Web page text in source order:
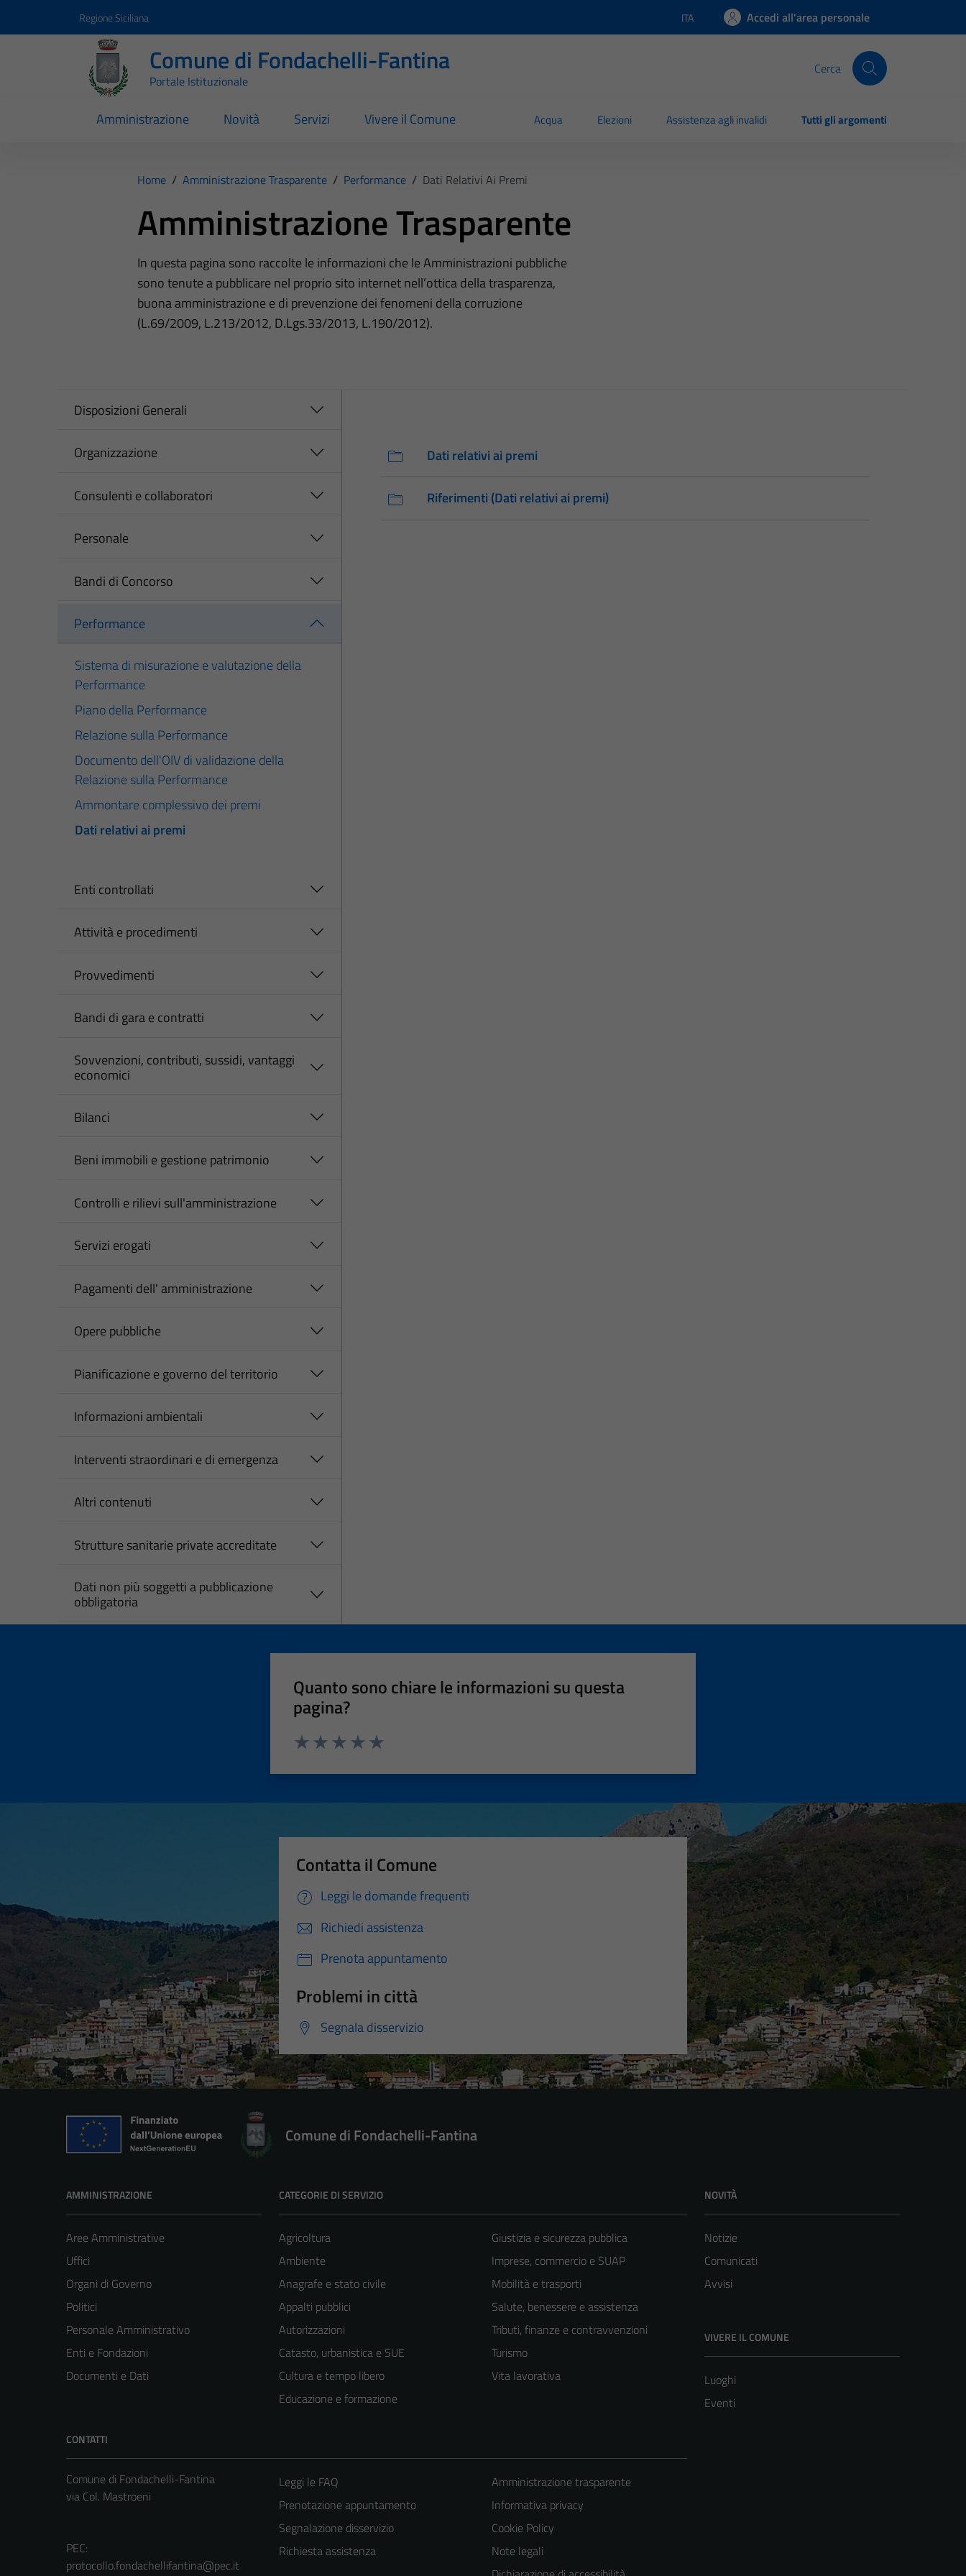
Regione Siciliana Lingua attiva:
ITA Accedi all'area personale
Comune di Fondachelli-Fantina
Portale Istituzionale
Cerca
Amministrazione Novità Servizi Vivere il Comune Acqua Elezioni Assistenza agli invalidi Tutti gli argomenti
Home / Amministrazione Trasparente / Performance / Dati Relativi Ai Premi
Amministrazione Trasparente
In questa pagina sono raccolte le informazioni che le Amministrazioni pubbliche
sono tenute a pubblicare nel proprio sito internet nell’ottica della trasparenza,
buona amministrazione e di prevenzione dei fenomeni della corruzione
(L.69/2009, L.213/2012, D.Lgs.33/2013, L.190/2012).
Disposizioni Generali
Organizzazione
Consulenti e collaboratori
Personale
Bandi di Concorso
Performance
Sistema di misurazione e valutazione della
Performance
Piano della Performance
Relazione sulla Performance
Documento dell'OIV di validazione della
Relazione sulla Performance
Ammontare complessivo dei premi
Dati relativi ai premi
Enti controllati
Attività e procedimenti
Provvedimenti
Bandi di gara e contratti
Sovvenzioni, contributi, sussidi, vantaggi
economici
Bilanci
Beni immobili e gestione patrimonio
Controlli e rilievi sull'amministrazione
Servizi erogati
Pagamenti dell' amministrazione
Opere pubbliche
Pianificazione e governo del territorio
Informazioni ambientali
Interventi straordinari e di emergenza
Altri contenuti
Strutture sanitarie private accreditate
Dati non più soggetti a pubblicazione
obbligatoria
Dati relativi ai premi
Riferimenti (Dati relativi ai premi)
Quanto sono chiare le informazioni su questa
pagina?
Contatta il Comune
Leggi le domande frequenti
Richiedi assistenza
Prenota appuntamento
Problemi in città
Segnala disservizio
Comune di Fondachelli-Fantina
AMMINISTRAZIONE
Aree Amministrative
Uffici
Organi di Governo
Politici
Personale Amministrativo
Enti e Fondazioni
Documenti e Dati
CATEGORIE DI SERVIZIO
Agricoltura
Ambiente
Anagrafe e stato civile
Appalti pubblici
Autorizzazioni
Catasto, urbanistica e SUE
Cultura e tempo libero
Educazione e formazione
Giustizia e sicurezza pubblica
Imprese, commercio e SUAP
Mobilità e trasporti
Salute, benessere e assistenza
Tributi, finanze e contravvenzioni
Turismo
Vita lavorativa
NOVITÀ
Notizie
Comunicati
Avvisi
VIVERE IL COMUNE
Luoghi
Eventi
CONTATTI
Comune di Fondachelli-Fantina
via Col. Mastroeni
PEC:
protocollo.fondachellifantina@pec.it
Leggi le FAQ
Prenotazione appuntamento
Segnalazione disservizio
Richiesta assistenza
Amministrazione trasparente
Informativa privacy
Cookie Policy
Note legali
Tecnici
Questi cookie
sono necessari
funzionamento